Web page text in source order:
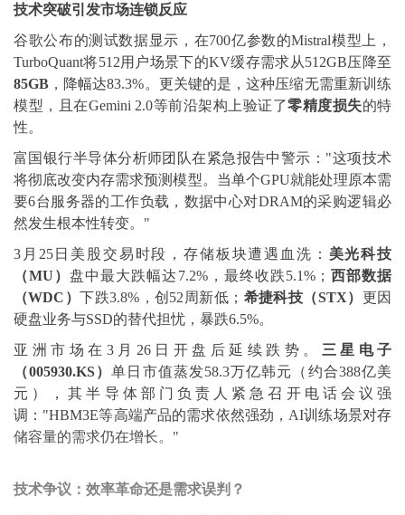
技术突破引发市场连锁反应
谷歌公布的测试数据显示，在700亿参数的Mistral模型上，
TurboQuant将512用户场景下的KV缓存需求从512GB压降至
85GB ，降幅达83.3%。更关键的是，这种压缩无需重新训练
模型，且在Gemini 2.0等前沿架构上验证了零精度损失的特
性。
富国银行半导体分析师团队在紧急报告中警示："这项技术
将彻底改变内存需求预测模型。当单个GPU就能处理原本需
要6台服务器的工作负载，数据中心对DRAM的采购逻辑必
然发生根本性转变。"
3月25日美股交易时段，存储板块遭遇血洗： 美光科技
（MU）盘中最大跌幅达7.2%，最终收跌5.1%； 西部数据
（WDC）下跌3.8%，创52周新低； 希捷科技（STX） 更因
硬盘业务与SSD的替代担忧，暴跌6.5%。
亚洲市场在3月26日开盘后延续跌势。 三星电子
（005930.KS）单日市值蒸发58.3万亿韩元（约合388亿美
元），其半导体部门负责人紧急召开电话会议强
调："HBM3E等高端产品的需求依然强劲，AI训练场景对存
储容量的需求仍在增长。"
技术争议：效率革命还是需求误判？